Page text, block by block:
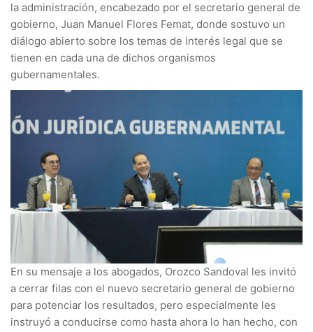
la administración, encabezado por el secretario general de
gobierno, Juan Manuel Flores Femat, donde sostuvo un
diálogo abierto sobre los temas de interés legal que se
tienen en cada una de dichos organismos
gubernamentales.
En su mensaje a los abogados, Orozco Sandoval les invitó
a cerrar filas con el nuevo secretario general de gobierno
para potenciar los resultados, pero especialmente les
instruyó a conducirse como hasta ahora lo han hecho, con